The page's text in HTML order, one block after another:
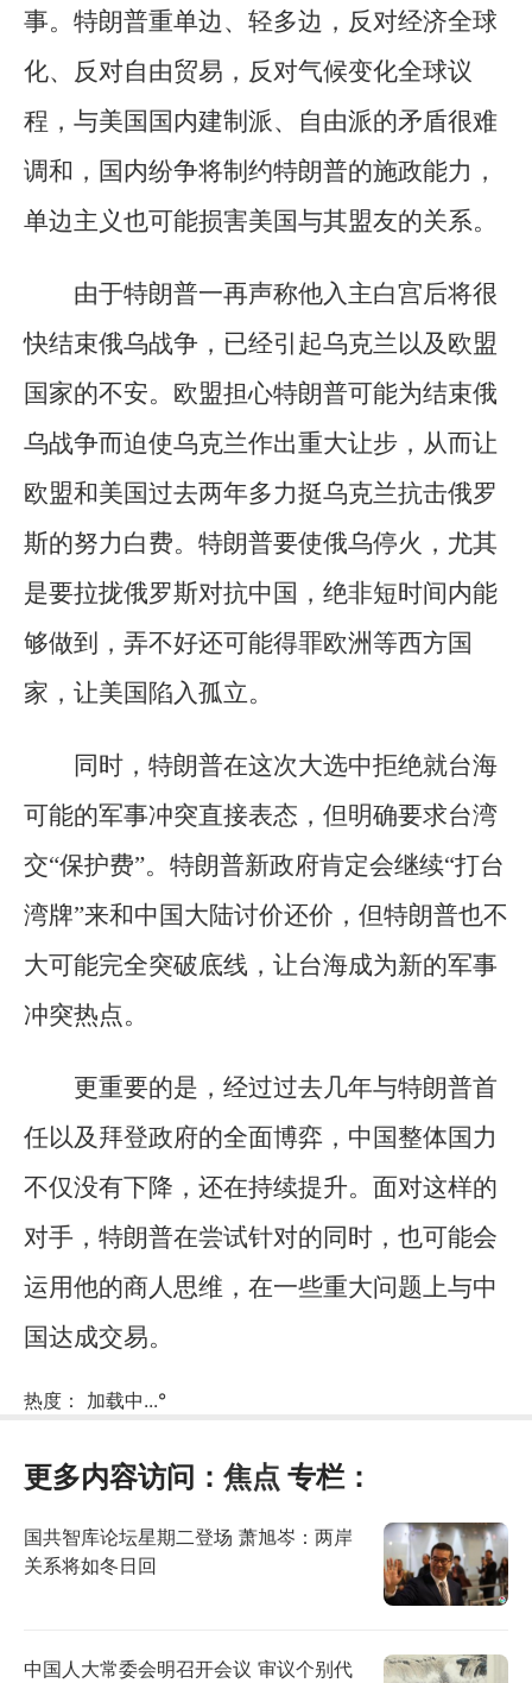
事。特朗普重单边、轻多边，反对经济全球
化、反对自由贸易，反对气候变化全球议
程，与美国国内建制派、自由派的矛盾很难
调和，国内纷争将制约特朗普的施政能力，
单边主义也可能损害美国与其盟友的关系。
由于特朗普一再声称他入主白宫后将很
快结束俄乌战争，已经引起乌克兰以及欧盟
国家的不安。欧盟担心特朗普可能为结束俄
乌战争而迫使乌克兰作出重大让步，从而让
欧盟和美国过去两年多力挺乌克兰抗击俄罗
斯的努力白费。特朗普要使俄乌停火，尤其
是要拉拢俄罗斯对抗中国，绝非短时间内能
够做到，弄不好还可能得罪欧洲等西方国
家，让美国陷入孤立。
同时，特朗普在这次大选中拒绝就台海
可能的军事冲突直接表态，但明确要求台湾
交“保护费”。特朗普新政府肯定会继续“打台
湾牌”来和中国大陆讨价还价，但特朗普也不
大可能完全突破底线，让台海成为新的军事
冲突热点。
更重要的是，经过过去几年与特朗普首
任以及拜登政府的全面博弈，中国整体国力
不仅没有下降，还在持续提升。面对这样的
对手，特朗普在尝试针对的同时，也可能会
运用他的商人思维，在一些重大问题上与中
国达成交易。
热度： 加载中...°
更多内容访问： 焦点 专栏：
国共智库论坛星期二登场 萧旭岑：两岸
关系将如冬日回
中国人大常委会明召开会议 审议个别代